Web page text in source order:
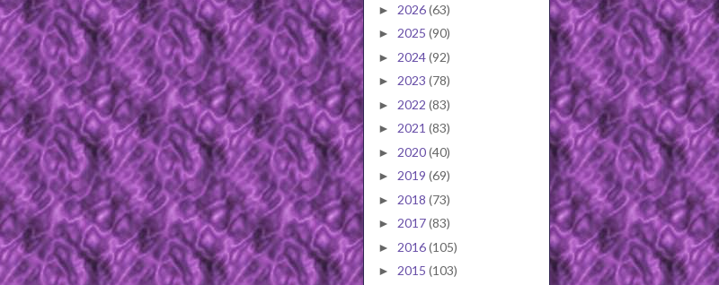
► 2026(63)
► 2025 (90)
► 2024(92)
► 2023 (78)
► 2022 (83)
► 2021 (83)
► 2020(40)
► 2019 (69)
► 2018 (73)
► 2017(83)
► 2016(105)
► 2015 (103)